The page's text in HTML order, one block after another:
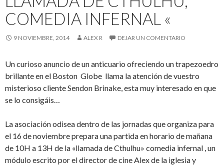
COMEDIA INFERNAL «
9 NOVIEMBRE, 2014 ALEX R DEJAR UN COMENTARIO
Un curioso anuncio de un anticuario ofreciendo un trapezoedro
brillante en el Boston Globe llama la atención de vuestro
misterioso cliente Sendon Brinake, esta muy interesado en que
se lo consigáis…
La asociación odisea dentro de las jornadas que organiza para
el 16 de noviembre prepara una partida en horario de mañana
de 10H a 13H de la «llamada de Cthulhu» comedia infernal , un
módulo escrito por el director de cine Alex de la iglesia y